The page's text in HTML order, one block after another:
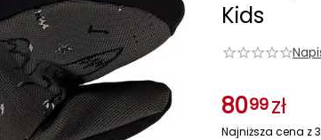
Kids
8099zł
Najniższa cena z